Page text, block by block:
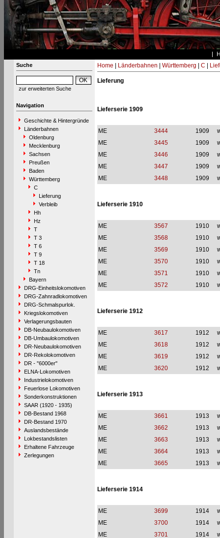
Suche
zur erweiterten Suche
Navigation
Geschichte & Hintergründe
Länderbahnen
Oldenburg
Mecklenburg
Sachsen
Preußen
Baden
Württemberg
C
Lieferung
Verbleib
Hh
Hz
T
T 3
T 6
T 9
T 18
Tn
Bayern
DRG-Einheitslokomotiven
DRG-Zahnradlokomotiven
DRG-Schmalspurlok.
Kriegslokomotiven
Verlagerungsbauten
DB-Neubaulokomotiven
DB-Umbaulokomotiven
DR-Neubaulokomotiven
DR-Rekolokomotiven
DR - "6000er"
ELNA-Lokomotiven
Industrielokomotiven
Feuerlose Lokomotiven
Sonderkonstruktionen
SAAR (1920 - 1935)
DB-Bestand 1968
DR-Bestand 1970
Auslandsbestände
Lokbestandslisten
Erhaltene Fahrzeuge
Zerlegungen
Home Länderbahnen Württemberg C
Lieferung
Lieferserie 1909
ME 3444 1909
ME
3445 1909
ME
3446 1909
ME
3447 1909
ME
3448 1909
Lieferserie 1910
ME 3567 1910
ME
3568 1910
ME
3569 1910
ME
3570 1910
ME
3571 1910
ME
3572 1910
Lieferserie 1912
ME 3617 1912
ME
3618 1912
ME
3619 1912
ME
3620 1912
Lieferserie 1913
ME 3661 1913
ME
3662 1913
ME
3663 1913
ME
3664 1913
ME
3665 1913
Lieferserie 1914
ME 3699 1914
ME
3700 1914
ME
3701 1914